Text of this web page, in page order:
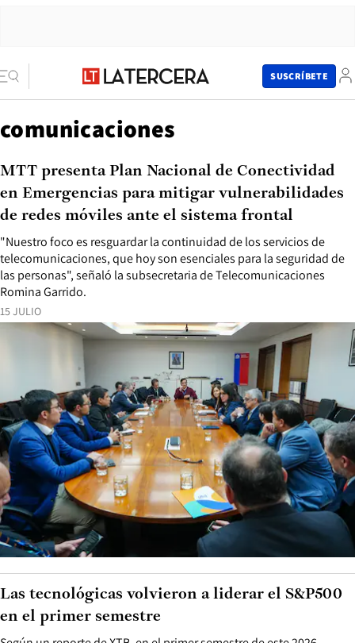
SUSCRÍBETE
comunicaciones
15 JULIO
"Nuestro foco es resguardar la continuidad de los servicios de
telecomunicaciones, que hoy son esenciales para la seguridad de
las personas", señaló la subsecretaria de Telecomunicaciones
Romina Garrido.
MTT presenta Plan Nacional de Conectividad
en Emergencias para mitigar vulnerabilidades
de redes móviles ante el sistema frontal
Las tecnológicas volvieron a liderar el S&P500
en el primer semestre